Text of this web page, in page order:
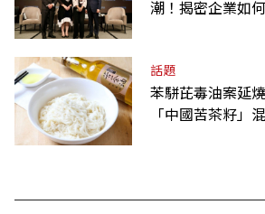
潮！揭密企業如
話題
苯駢芘毒油案延
「中國苦茶籽」